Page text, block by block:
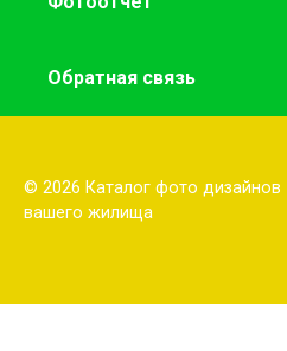
Обратная связь
© 2026 Каталог фото дизайнов
вашего жилища